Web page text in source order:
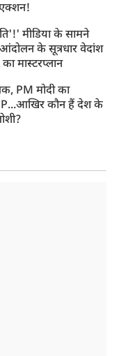
एक्शन!
मीडिया के सामने
के सूत्रधार वेदांश
का मास्टरप्लान
PM मोदी का
कौन हैं देश के